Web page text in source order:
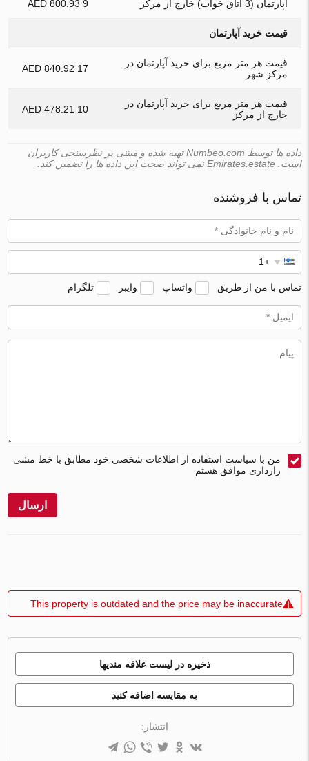
آپارتمان (3 اتاق خواب) خارج از مرکز 9 800.93 AED
قیمت خرید آپارتمان
قیمت هر متر مربع برای خرید آپارتمان در
مرکز شهر
17 840.92 AED
قیمت هر متر مربع برای خرید آپارتمان در
خارج از مرکز
10 478.21 AED
داده ها توسط Numbeo.com تهیه شده و مبتنی بر نظرسنجی کاربران
است. Emirates.estate نمی تواند صحت این داده ها را تضمین کند.
تماس با فروشنده
تماس با من از طریق واتساپ وایبر تلگرام
من با سیاست استفاده از اطلاعات شخصی خود مطابق با خط مشی
رازداری موافق هستم
ارسال
This property is outdated and the price may be inaccurate
ذخیره در لیست علاقه مندیها
به مقایسه اضافه کنید
انتشار: